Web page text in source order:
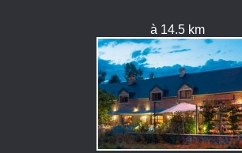
à 14.5 km